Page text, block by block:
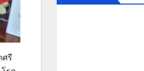
ศรี